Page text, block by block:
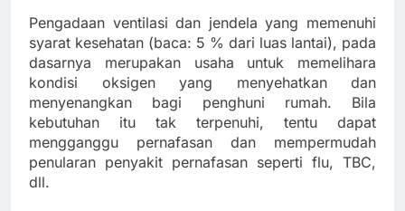
Pengadaan ventilasi dan jendela yang memenuhi
syarat kesehatan (baca: 5 % dari luas lantai), pada
dasarnya merupakan usaha untuk memelihara
kondisi oksigen yang menyehatkan dan
menyenangkan bagi penghuni rumah. Bila
kebutuhan itu tak terpenuhi, tentu dapat
mengganggu pernafasan dan mempermudah
penularan penyakit pernafasan seperti flu, TBC,
dll.